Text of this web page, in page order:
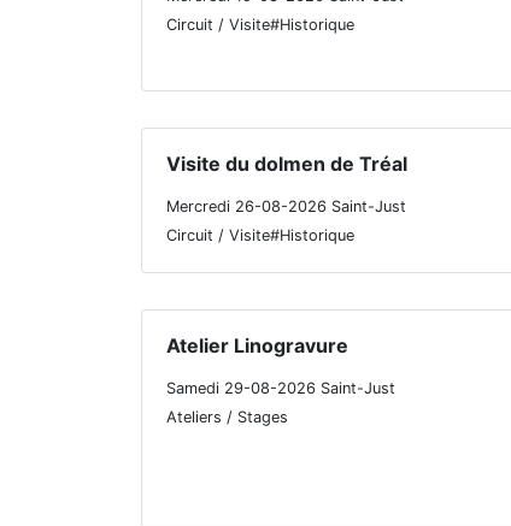
Circuit / Visite#Historique
Visite du dolmen de Tréal
Mercredi 26-08-2026 Saint-Just
Circuit / Visite#Historique
Atelier Linogravure
Samedi 29-08-2026 Saint-Just
Ateliers / Stages